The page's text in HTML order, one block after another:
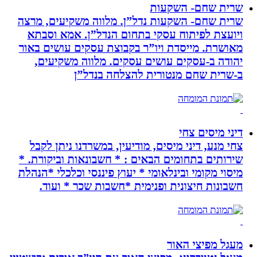
שרית שחם- השקעות
שרית שחם- השקעות נדל”ן. מלווה משקיעים, מרצה
ויועצת לפיתוח עסקי בתחום הנדל”ן. אמא וסבתא
מאושרת. ‏מייסדת ויו”ר בקבוצת עסקים עושים באור
יהודה‏ ב-‏עסקים עושים עסקים‏. ‏מלווה משקיעים,
ב-‏שרית שחם מנטורית להצלחה בנדל”ן‏
דיני מיסים צחי
צחי מנע, דיני מיסים, מודיעין, במשרדנו ניתן לקבל
שירותים בתחומים הבאים : * חשבונאות וביקורת. *
מיסוי מקומי ובינלאומי * יעוץ פיננסי וכלכלי *הנהלת
חשבונות חיצונית ופנימית *חשבות שכר * ועוד.
מעגל מפיצי האור